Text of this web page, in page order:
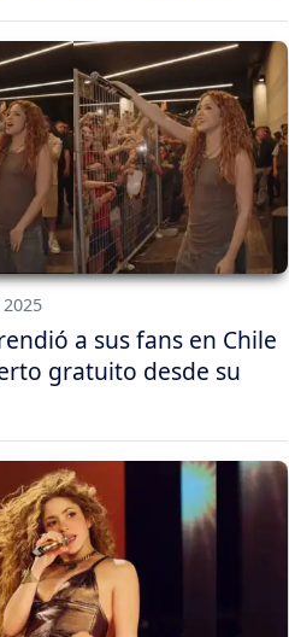
a sus fans en Chile
gratuito desde su